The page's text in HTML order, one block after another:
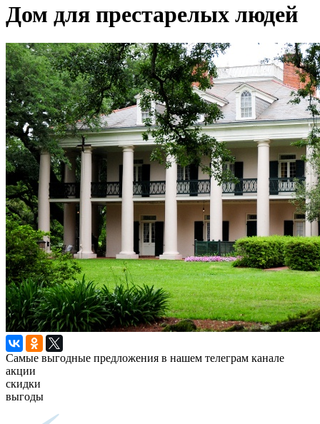
Дом для престарелых людей
Самые выгодные предложения в нашем телеграм канале
акции
скидки
выгоды